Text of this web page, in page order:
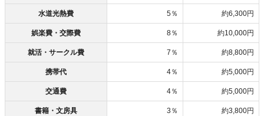
水道光熱費 5％ 約6,300円
娯楽費・交際費 8％ 約10,000円
就活・サークル費 7％ 約8,800円
携帯代 4％ 約5,000円
交通費 4％ 約5,000円
書籍・文房具 3％ 約3,800円